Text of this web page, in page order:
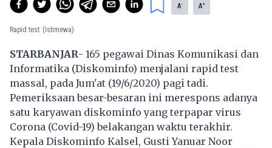
A- A+
Rapid test (Istimewa)
STARBANJAR- 165 pegawai Dinas Komunikasi dan
Informatika (Diskominfo) menjalani rapid test
massal, pada Jum'at (19/6/2020) pagi tadi.
Pemeriksaan besar-besaran ini merespons adanya
satu karyawan diskominfo yang terpapar virus
Corona (Covid-19) belakangan waktu terakhir.
Kepala Diskominfo Kalsel, Gusti Yanuar Noor